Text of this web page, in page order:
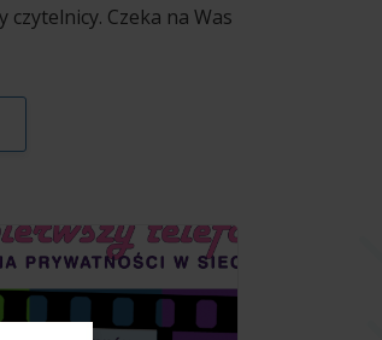
Czeka na Was